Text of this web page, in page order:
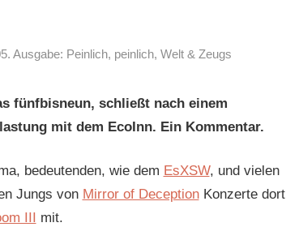
Ausgabe: Peinlich, peinlich, Welt & Zeugs
fünfbisneun, schließt nach einem
mit dem EcoInn. Ein Kommentar.
bedeutenden, wie dem EsXSW, und vielen
Jungs von Mirror of DeceptionKonzerte dort
III mit.